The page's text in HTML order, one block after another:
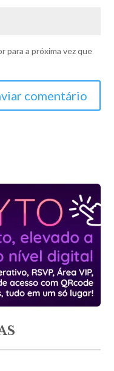
para a próxima vez que
comentário